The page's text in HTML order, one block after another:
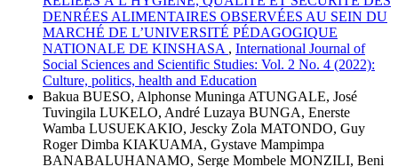
DENRÉES ALIMENTAIRES OBSERVÉES AU SEIN DU
MARCHÉ DE L’UNIVERSITÉ PÉDAGOGIQUE
NATIONALE DE KINSHASA , International Journal of
Social Sciences and Scientific Studies: Vol. 2 No. 4 (2022):
Culture, politics, health and Education
Bakua BUESO, Alphonse Muninga ATUNGALE, José
Tuvingila LUKELO, André Luzaya BUNGA, Enerste
Wamba LUSUEKAKIO, Jescky Zola MATONDO, Guy
Roger Dimba KIAKUAMA, Gystave Mampimpa
BANABALUHANAMO, Serge Mombele MONZILI, Beni